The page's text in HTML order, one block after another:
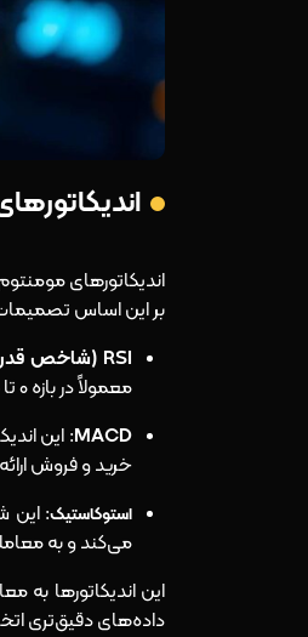
اندیکاتورهای
بر این اساس تصمیمات
RSI (شاخص قدرت نسبی)
معمولاً در بازه ۰ تا ۱۰۰ قرار دارد؛ نمرات بالای ۷۰ نشانه اشباع خرید و نمرات زیر ۳۰ نشان‌دهنده اشباع فروش است.
MACD: این
خرید و فروش
استوکاستیک: این
می‌کند و به
این اندیکاتورها به
داده‌های دقیق‌تری